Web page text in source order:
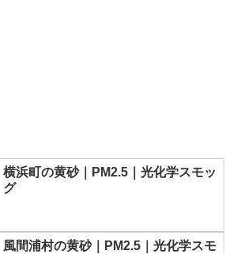
横浜町の黄砂｜PM2.5｜光化学スモッ
グ
風間浦村の黄砂｜PM2.5｜光化学スモ